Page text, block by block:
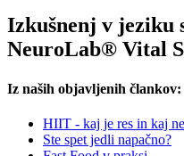
Izkušnenj v jeziku
NeuroLab® Vital
Iz naših objavljenih člankov:
HIIT - kaj je res in kaj
Ste spet jedli napačno?